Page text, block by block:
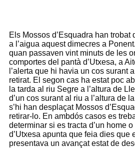
Els Mossos d’Esquadra han trobat
a l’aigua aquest dimecres a
quan passaven vint minuts de les
comportes del pantà d’Utxesa, a
l’alerta que hi havia un cos surant
retirat. El segon cas ha estat poc
la tarda al riu Segre a l’altura de
d’un cos surant al riu a l’altura de
s’hi han desplaçat Mossos
retirar-lo. En ambdós casos es
determinar si es tracta d’un home
d’Utxesa apunta que feia dies que
presentava un avançat estat de